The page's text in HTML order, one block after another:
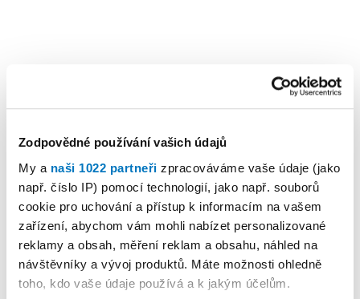
Zodpovědné používání vašich údajů
My a naši 1022 partneři zpracováváme vaše údaje (jako
např. číslo IP) pomocí technologií, jako např. souborů
cookie pro uchování a přístup k informacím na vašem
zařízení, abychom vám mohli nabízet personalizované
reklamy a obsah, měření reklam a obsahu, náhled na
návštěvníky a vývoj produktů. Máte možnosti ohledně
toho, kdo vaše údaje používá a k jakým účelům.